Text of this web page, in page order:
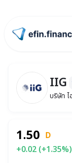
ไปหน้าแรก
IIGบ
IIG
บริษัท
1.50 D
+0.02 (+1.35%)